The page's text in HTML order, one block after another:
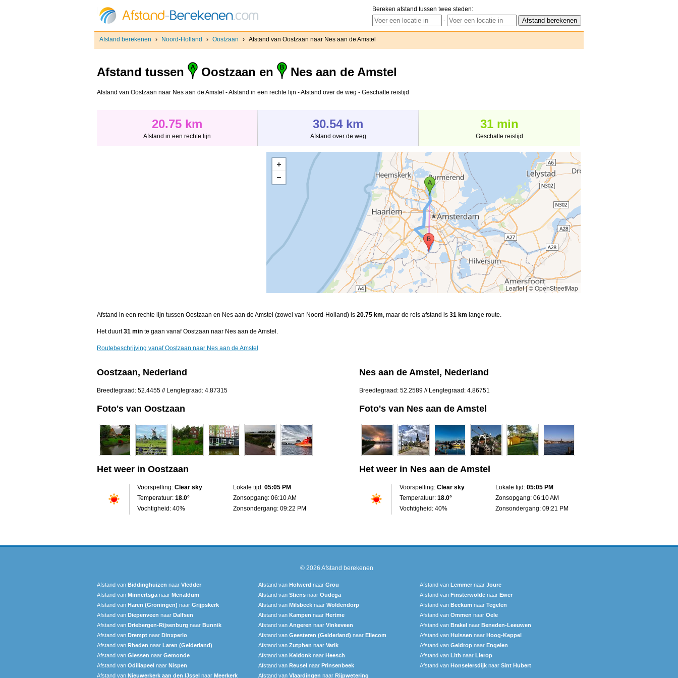
Bereken afstand tussen twee steden:
-
Afstand berekenen › Noord-Holland › Oostzaan › Afstand van Oostzaan naar Nes aan de Amstel
Afstand tussen Oostzaan en Nes aan de Amstel
Afstand van Oostzaan naar Nes aan de Amstel - Afstand in een rechte lijn - Afstand over de weg - Geschatte reistijd
20.75 km
Afstand in een rechte lijn
30.54 km
Afstand over de weg
31 min
Geschatte reistijd
Leaflet|© OpenStreetMap
Afstand in een rechte lijn tussen Oostzaan en Nes aan de Amstel (zowel van Noord-Holland) is 20.75 km, maar de reis afstand is 31 km lange route.
Het duurt31 min te gaan vanaf Oostzaan naar Nes aan de Amstel.
Routebeschrijving vanaf Oostzaan naar Nes aan de Amstel
Oostzaan, Nederland
Breedtegraad: 52.4455 // Lengtegraad: 4.87315
Foto's van Oostzaan
Het weer in Oostzaan
Voorspelling: Clear sky
Temperatuur: 18.0°
Vochtigheid: 40%
Lokale tijd: 05:05 PM
Zonsopgang: 06:10 AM
Zonsondergang: 09:22 PM
Nes aan de Amstel, Nederland
Breedtegraad: 52.2589 // Lengtegraad: 4.86751
Foto's van Nes aan de Amstel
Het weer in Nes aan de Amstel
Voorspelling: Clear sky
Temperatuur: 18.0°
Vochtigheid: 40%
Lokale tijd: 05:05 PM
Zonsopgang: 06:10 AM
Zonsondergang: 09:21 PM
© 2026 Afstand berekenen
Afstand van Biddinghuizen naar Vledder Afstand van Holwerd naar Grou Afstand van Lemmer naar Joure
Afstand van Minnertsga naar Menaldum Afstand van Stiens naar Oudega Afstand van Finsterwolde naar Ewer
Afstand van Haren (Groningen) naar Grijpskerk Afstand van Milsbeek naar Woldendorp Afstand van Beckum naar Tegelen
Afstand van Diepenveen naar Dalfsen Afstand van Kampen naar Hertme Afstand van Ommen naar Oele
Afstand van Driebergen-Rijsenburg naar Bunnik Afstand van Angeren naar Vinkeveen Afstand van Brakel naar Beneden-Leeuwen
Afstand van Drempt naar Dinxperlo Afstand van Geesteren (Gelderland) naar Ellecom Afstand van Huissen naar Hoog-Keppel
Afstand van Rheden naar Laren (Gelderland) Afstand van Zutphen naar Varik Afstand van Geldrop naar Engelen
Afstand van Giessen naar Gemonde Afstand van Keldonk naar Heesch Afstand van Lith naar Lierop
Afstand van Odiliapeel naar Nispen Afstand van Reusel naar Prinsenbeek Afstand van Honselersdijk naar Sint Hubert
Afstand van Nieuwerkerk aan den IJssel naar Meerkerk Afstand van Vlaardingen naar Rijpwetering